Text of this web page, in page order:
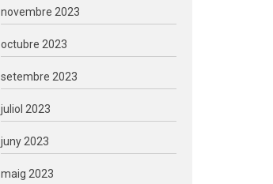
novembre 2023
octubre 2023
setembre 2023
juliol 2023
juny 2023
maig 2023